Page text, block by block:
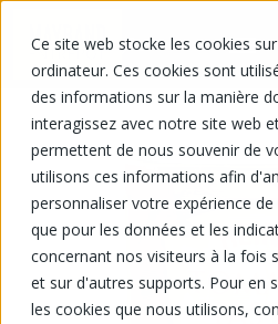
Ce site web stocke les cookies
ordinateur. Ces cookies sont
des informations sur la manière
interagissez avec notre site web
permettent de nous souvenir de
utilisons ces informations afin
personnaliser votre expérience
que pour les données et les
concernant nos visiteurs à la fois
et sur d'autres supports. Pour en
les cookies que nous utilisons,
EN